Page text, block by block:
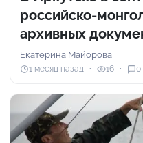
российско-
архивных
Екатерина Майорова
1 месяц назад 16 0